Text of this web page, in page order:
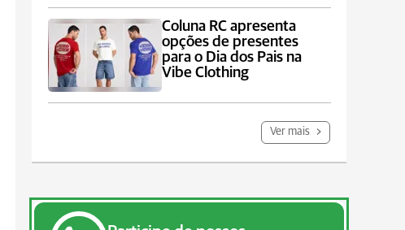
Coluna RC apresenta
opções de presentes
para o Dia dos Pais na
Vibe Clothing
Ver mais